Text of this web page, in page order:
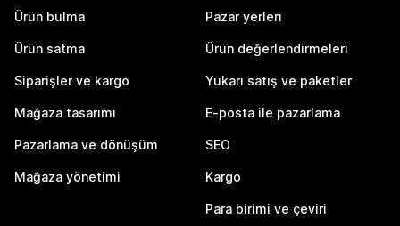
Ürün bulma
Ürün satma
Siparişler ve kargo
Mağaza tasarımı
Pazarlama ve dönüşüm
Mağaza yönetimi
Pazar yerleri
Ürün değerlendirmeleri
Yukarı satış ve paketler
E-posta ile pazarlama
SEO
Kargo
Para birimi ve çeviri